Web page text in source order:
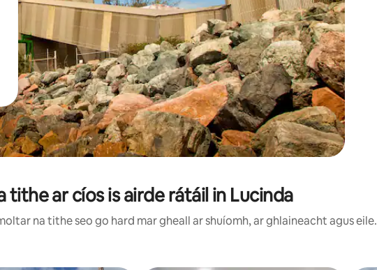
tithe ar cíos is airde rátáil in Lucinda
na tithe seo go hard mar gheall ar shuíomh, ar ghlaineacht agus eile.